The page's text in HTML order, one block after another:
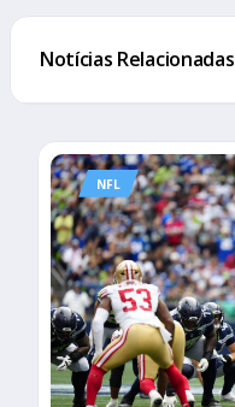
Notícias Relacionadas
NFL